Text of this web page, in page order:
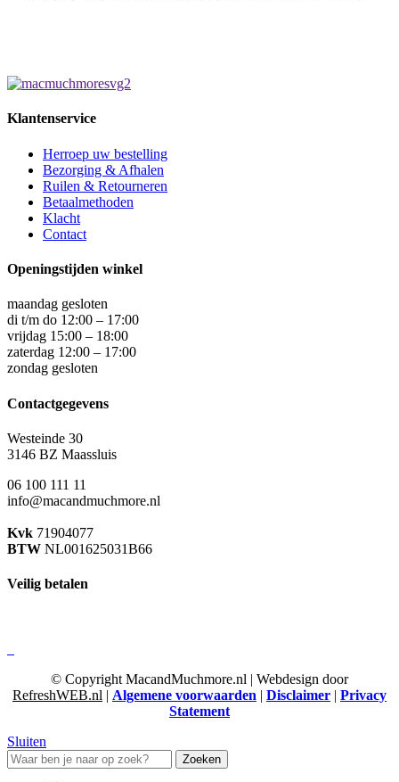
Klantenservice
Herroep uw bestelling
Bezorging & Afhalen
Ruilen & Retourneren
Betaalmethoden
Klacht
Contact
Openingstijden winkel
maandag gesloten
di t/m do 12:00 – 17:00
vrijdag 15:00 – 18:00
zaterdag 12:00 – 17:00
zondag gesloten
Contactgegevens
Westeinde 30
3146 BZ Maassluis
06 100 111 11
info@macandmuchmore.nl
Kvk 71904077
BTW NL001625031B66
Veilig betalen
© Copyright MacandMuchmore.nl | Webdesign door
RefreshWEB.nl | Algemene voorwaarden | Disclaimer | Privacy
Statement
Sluiten
Zoeken